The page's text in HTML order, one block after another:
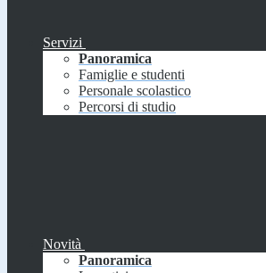
Servizi
Panoramica
Famiglie e studenti
Personale scolastico
Percorsi di studio
Novità
Panoramica